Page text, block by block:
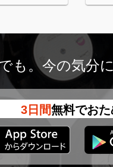
も。今の気分
3日間無料でおた